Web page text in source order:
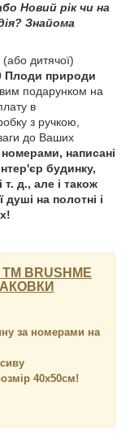
Новий рік чи на
Знайома
дитячої)
Плоди природи
подарунком на
в
з ручкою,
до Ваших
номерами, написані
будинку,
д., але і також
на полотні і
BRUSHME
за номерами на
40х50см!